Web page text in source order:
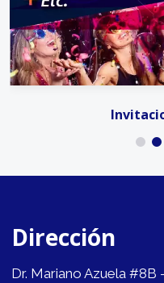
Dirección
Dr. Mariano Azuela #8B